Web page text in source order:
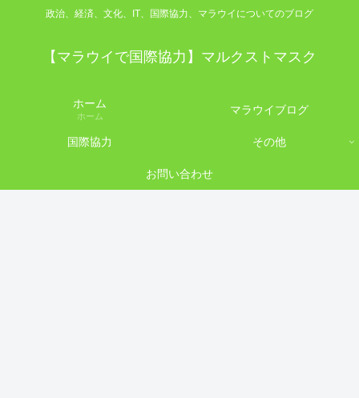
政治、経済、文化、IT、国際協力、マラウイについてのブログ
【マラウイで国際協力】マルクストマスク
ホーム
ホーム マラウイブログ
国際協力 その他
お問い合わせ